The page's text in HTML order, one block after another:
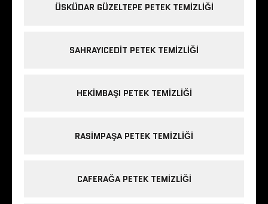
ÜSKÜDAR GÜZELTEPE PETEK TEMIZLIĞI
SAHRAYICEDIT PETEK TEMIZLIĞI
HEKIMBAŞI PETEK TEMIZLIĞI
RASIMPAŞA PETEK TEMIZLIĞI
CAFERAĞA PETEK TEMIZLIĞI